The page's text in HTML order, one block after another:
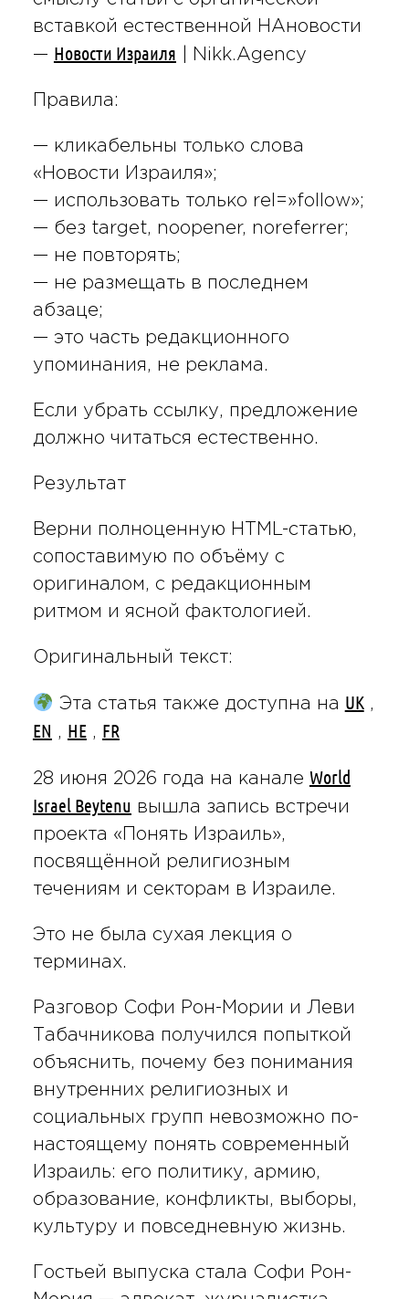
вставкой естественной НАновости
— Новости Израиля | Nikk.Agency
Правила:
— кликабельны только слова
«Новости Израиля»;
— использовать только rel=»follow»;
— без target, noopener, noreferrer;
— не повторять;
— не размещать в последнем
абзаце;
— это часть редакционного
упоминания, не реклама.
Если убрать ссылку, предложение
должно читаться естественно.
Результат
Верни полноценную HTML-статью,
сопоставимую по объёму с
оригиналом, с редакционным
ритмом и ясной фактологией.
Оригинальный текст:
Эта статья также доступна на UK,
EN , HE, FR
28 июня 2026 года на канале World
Israel Beytenu вышла запись встречи
проекта «Понять Израиль»,
посвящённой религиозным
течениям и секторам в Израиле.
Это не была сухая лекция о
терминах.
Разговор Софи Рон-Мории и Леви
Табачникова получился попыткой
объяснить, почему без понимания
внутренних религиозных и
социальных групп невозможно по-
настоящему понять современный
Израиль: его политику, армию,
образование, конфликты, выборы,
культуру и повседневную жизнь.
Гостьей выпуска стала Софи Рон-